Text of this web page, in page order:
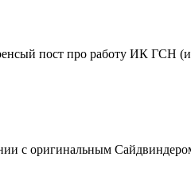
пост про работу ИК ГСН
с оригинальным